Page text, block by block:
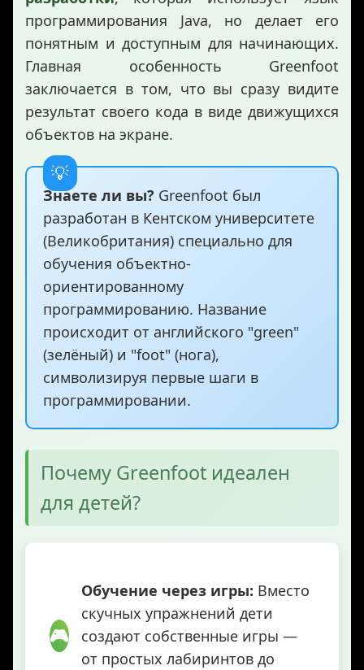
программирования Java, но делает его
понятным и доступным для начинающих.
Главная особенность Greenfoot
заключается в том, что вы сразу видите
результат своего кода в виде движущихся
объектов на экране.
Знаете ли вы? Greenfoot был
разработан в Кентском университете
(Великобритания) специально для
обучения объектно-
ориентированному
программированию. Название
происходит от английского "green"
(зелёный) и "foot" (нога),
символизируя первые шаги в
программировании.
Почему Greenfoot идеален
для детей?
🎮
Обучение через игры: Вместо
скучных упражнений дети
создают собственные игры —
от простых лабиринтов до